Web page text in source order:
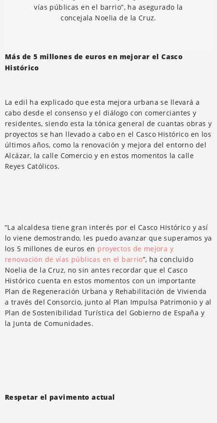
vías públicas en el barrio”, ha asegurado la
concejala Noelia de la Cruz.
Más de 5 millones de euros en mejorar el Casco
Histórico
La edil ha explicado que esta mejora urbana se llevará a
cabo desde el consenso y el diálogo con comerciantes y
residentes, siendo esta la tónica general de cuantas obras y
proyectos se han llevado a cabo en el Casco Histórico en los
últimos años, como la renovación y mejora del entorno del
Alcázar, la calle Comercio y en estos momentos la calle
Reyes Católicos.
“La alcaldesa tiene gran interés por el Casco Histórico y así
lo viene demostrando, les puedo avanzar que superamos ya
los 5 millones de euros en proyectos de mejora y
renovación de vías públicas en el barrio”, ha concluido
Noelia de la Cruz, no sin antes recordar que el Casco
Histórico cuenta en estos momentos con un importante
Plan de Regeneración Urbana y Rehabilitación de Vivienda
a través del Consorcio, junto al Plan Impulsa Patrimonio y al
Plan de Sostenibilidad Turística del Gobierno de España y
la Junta de Comunidades.
Respetar el pavimento actual